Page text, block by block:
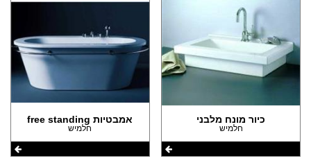
כיור מונח מלבני
חלמיש
אמבטיות free standing
חלמיש